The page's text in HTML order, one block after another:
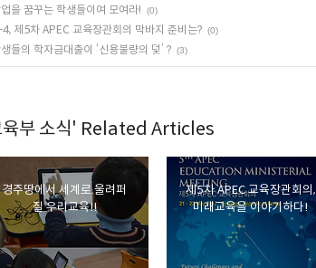
을 꿈꾸는 학생들이여 모여라! (0)
제5차 APEC 교육장관회의 막바지 준비는? (0)
들의 학자금대출이 ‘신용불량의 덫’ ? (3)
부 소식' Related Articles
경주땅에서 세계로 울려퍼
질 우리교육!!
제5차 APEC 교육장관회의,
미래교육을 이야기하다!